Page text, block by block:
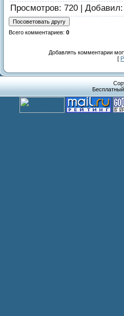
Просмотров: 720 | Добавил
Всего комментариев: 0
Добавлять комментарии
[